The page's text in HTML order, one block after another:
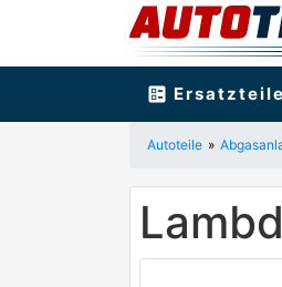
ballot Ersatzteile
Autoteile